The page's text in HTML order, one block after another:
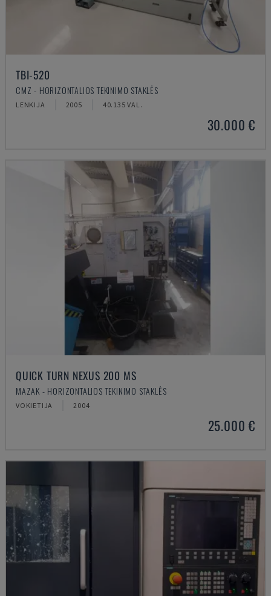
TBI-520
CMZ - HORIZONTALIOS TEKINIMO STAKLĖS
LENKIJA 2005 40.135 VAL.
30.000 €
QUICK TURN NEXUS 200 MS
MAZAK - HORIZONTALIOS TEKINIMO STAKLĖS
VOKIETIJA 2004
25.000 €